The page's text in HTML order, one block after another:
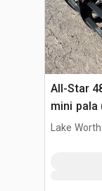
All-Star
mini pala
Lake